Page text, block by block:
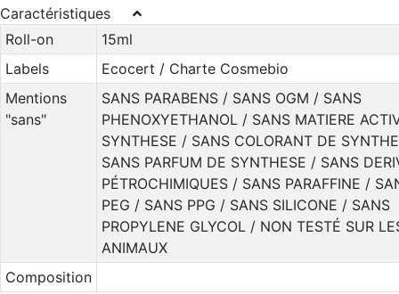
Caractéristiques
Roll-on
15ml
Labels
Ecocert / Charte Cosmebio
Mentions
"sans"
SANS PARABENS / SANS OGM / SANS
PHENOXYETHANOL / SANS MATIERE
SYNTHESE / SANS COLORANT DE
SANS PARFUM DE SYNTHESE / SANS
PÉTROCHIMIQUES / SANS PARAFFINE /
PEG / SANS PPG / SANS SILICONE / SANS
PROPYLENE GLYCOL / NON TESTÉ SUR
ANIMAUX
Composition